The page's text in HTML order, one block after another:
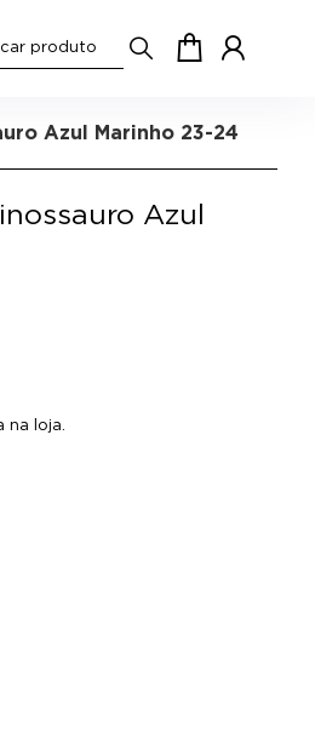
Azul Marinho 23-24
Azul
na loja.